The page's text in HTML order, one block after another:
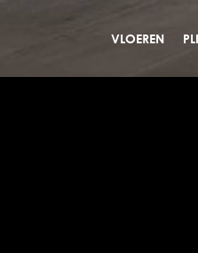
VLOEREN